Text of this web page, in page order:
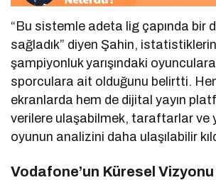
“Bu sistemle adeta lig çapında bir
sağladık” diyen Şahin,
şampiyonluk yarışındaki
sporculara ait olduğunu belirtti.
ekranlarda hem de dijital yayın
verilere ulaşabilmek, taraftarlar ve
oyunun analizini daha ulaşılabilir
Vodafone’un Küresel Vizyonu